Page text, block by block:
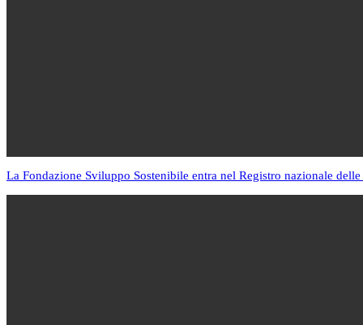
La Fondazione Sviluppo Sostenibile entra nel Registro nazionale